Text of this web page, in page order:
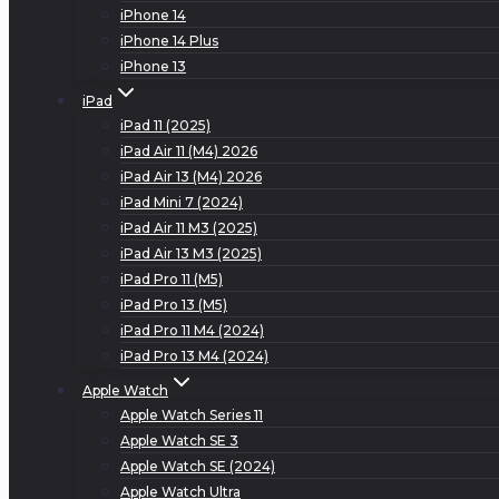
iPhone 14
iPhone 14 Plus
iPhone 13
iPad
iPad 11 (2025)
iPad Air 11 (M4) 2026
iPad Air 13 (M4) 2026
iPad Mini 7 (2024)
iPad Air 11 M3 (2025)
iPad Air 13 M3 (2025)
iPad Pro 11 (M5)
iPad Pro 13 (M5)
iPad Pro 11 M4 (2024)
iPad Pro 13 M4 (2024)
Apple Watch
Apple Watch Series 11
Apple Watch SE 3
Apple Watch SE (2024)
Apple Watch Ultra